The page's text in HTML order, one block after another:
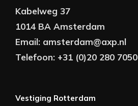
Kabelweg 37
1014 BA Amsterdam
Email: amsterdam@axp.nl
Telefoon: +31 (0)20 280 7050
Vestiging Rotterdam